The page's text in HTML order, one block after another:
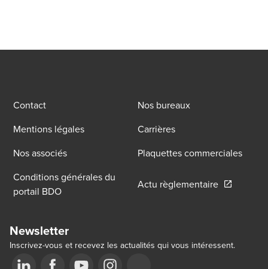
Contact
Nos bureaux
Mentions légales
Carrières
Nos associés
Plaquettes commerciales
Conditions générales du
portail BDO
Actu règlementaireOpens in a
Newsletter
Inscrivez-vous et recevez les actualités qui vous intéressent.